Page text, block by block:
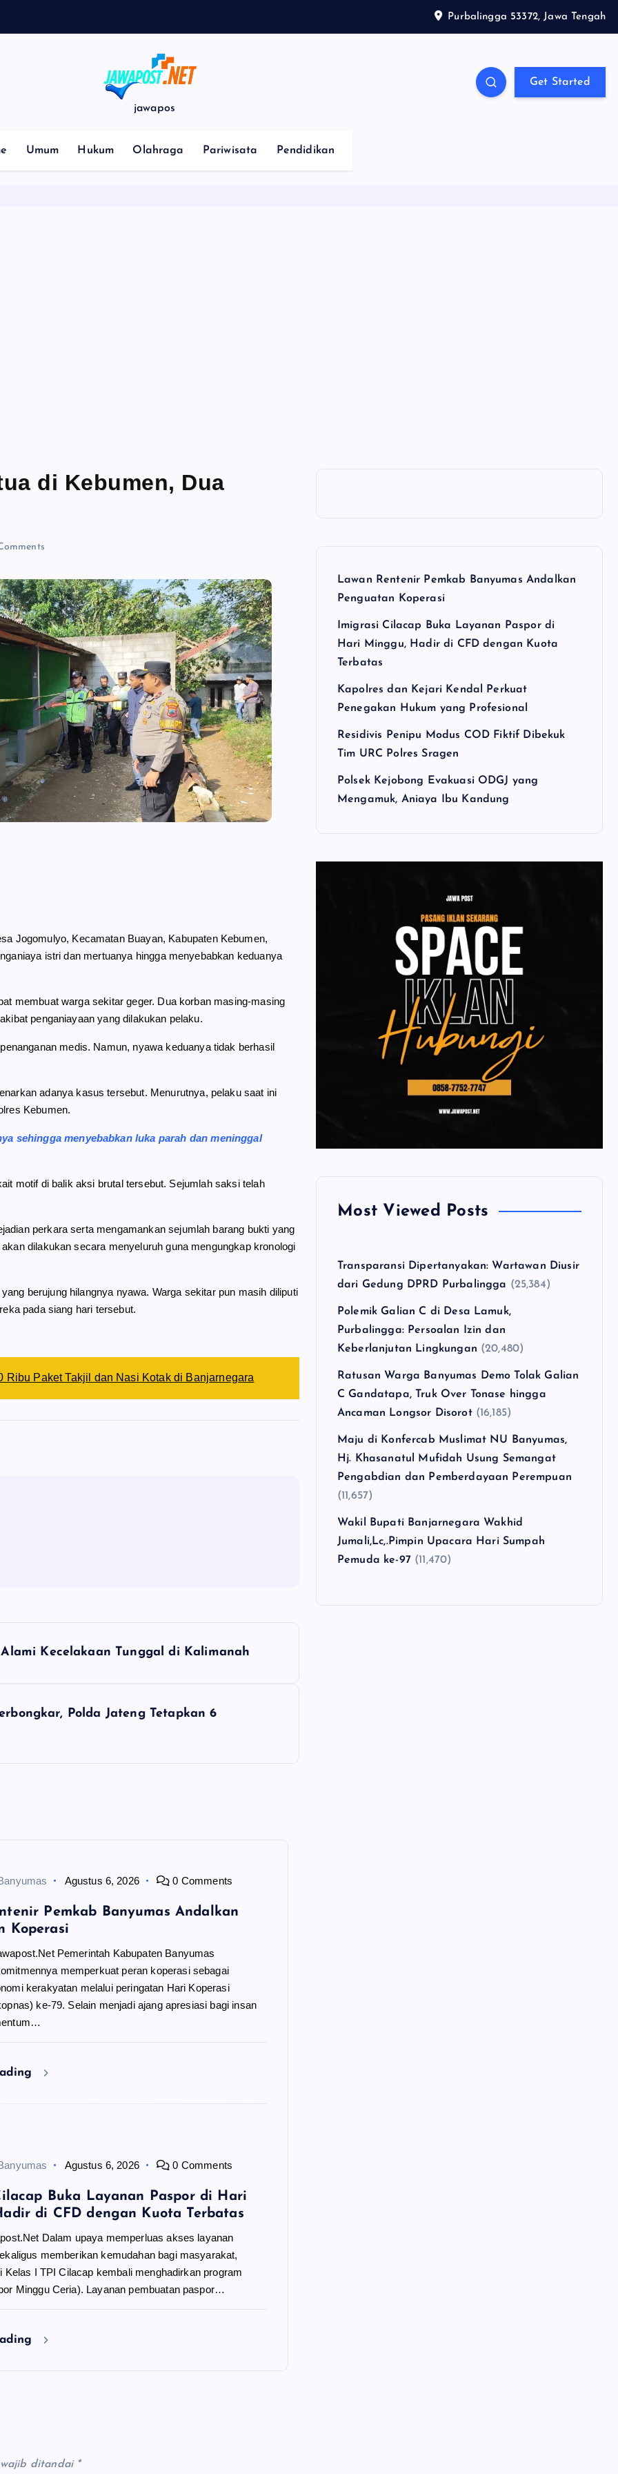
Purbalingga 53372, Jawa Tengah
jawapos
Get Started
Umum Hukum Olahraga Pariwisata Pendidikan
di Kebumen, Dua
Jogomulyo, Kecamatan Buayan, Kabupaten Kebumen,
istri dan mertuanya hingga menyebabkan keduanya
membuat warga sekitar geger. Dua korban masing-masing
penganiayaan yang dilakukan pelaku.
medis. Namun, nyawa keduanya tidak berhasil
adanya kasus tersebut. Menurutnya, pelaku saat ini
Kebumen.
sehingga menyebabkan luka parah dan meninggal
motif di balik aksi brutal tersebut. Sejumlah saksi telah
perkara serta mengamankan sejumlah barang bukti yang
dilakukan secara menyeluruh guna mengungkap kronologi
berujung hilangnya nyawa. Warga sekitar pun masih diliputi
pada siang hari tersebut.
Paket Takjil dan Nasi Kotak di Banjarnegara
Kecelakaan Tunggal di Kalimanah
Polda Jateng Tetapkan 6
Agustus 6, 2026 0 Comments
Pemkab Banyumas Andalkan
Koperasi
Pemerintah Kabupaten Banyumas
memperkuat peran koperasi sebagai
kerakyatan melalui peringatan Hari Koperasi
ke-79. Selain menjadi ajang apresiasi bagi insan
Agustus 6, 2026 0 Comments
Buka Layanan Paspor di Hari
di CFD dengan Kuota Terbatas
Dalam upaya memperluas akses layanan
memberikan kemudahan bagi masyarakat,
Kelas I TPI Cilacap kembali menghadirkan program
Minggu Ceria). Layanan pembuatan paspor…
ditandai *
Lawan Rentenir Pemkab Banyumas Andalkan
Penguatan Koperasi
Imigrasi Cilacap Buka Layanan Paspor di
Hari Minggu, Hadir di CFD dengan Kuota
Terbatas
Kapolres dan Kejari Kendal Perkuat
Penegakan Hukum yang Profesional
Residivis Penipu Modus COD Fiktif Dibekuk
Tim URC Polres Sragen
Polsek Kejobong Evakuasi ODGJ yang
Mengamuk, Aniaya Ibu Kandung
Most Viewed Posts
Transparansi Dipertanyakan: Wartawan Diusir
dari Gedung DPRD Purbalingga (25,384)
Polemik Galian C di Desa Lamuk,
Purbalingga: Persoalan Izin dan
Keberlanjutan Lingkungan (20,480)
Ratusan Warga Banyumas Demo Tolak Galian
C Gandatapa, Truk Over Tonase hingga
Ancaman Longsor Disorot (16,185)
Maju di Konfercab Muslimat NU Banyumas,
Hj. Khasanatul Mufidah Usung Semangat
Pengabdian dan Pemberdayaan Perempuan
(11,657)
Wakil Bupati Banjarnegara Wakhid
Jumali,Lc,.Pimpin Upacara Hari Sumpah
Pemuda ke-97 (11,470)